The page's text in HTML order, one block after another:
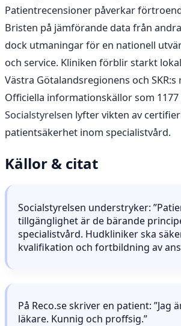
Patientrecensioner påverkar
Bristen på jämförande data från
dock utmaningar för en nationell
och service. Kliniken förblir starkt
Västra Götalandsregionens och SKR:s
Officiella informationskällor som 1177
Socialstyrelsen lyfter vikten av
patientsäkerhet inom specialistvård.
Källor & citat
Socialstyrelsen understryker:
tillgänglighet är de bärande
specialistvård. Hudkliniker ska
kvalifikation och fortbildning av
På Reco.se skriver en patient: ”Jag
läkare. Kunnig och proffsig.”